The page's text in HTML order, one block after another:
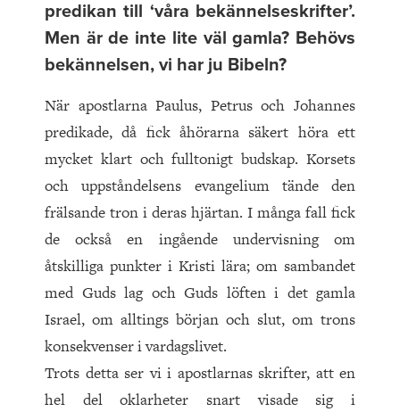
predikan till ‘våra bekännelseskrifter’.
Men är de inte lite väl gamla? Behövs
bekännelsen, vi har ju Bibeln?
När apostlarna Paulus, Petrus och Johannes
predikade, då fick åhörarna säkert höra ett
mycket klart och fulltonigt budskap. Korsets
och uppståndelsens evangelium tände den
frälsande tron i deras hjärtan. I många fall fick
de också en ingående undervisning om
åtskilliga punkter i Kristi lära; om sambandet
med Guds lag och Guds löften i det gamla
Israel, om alltings början och slut, om trons
konsekvenser i vardagslivet.
Trots detta ser vi i apostlarnas skrifter, att en
hel del oklarheter snart visade sig i